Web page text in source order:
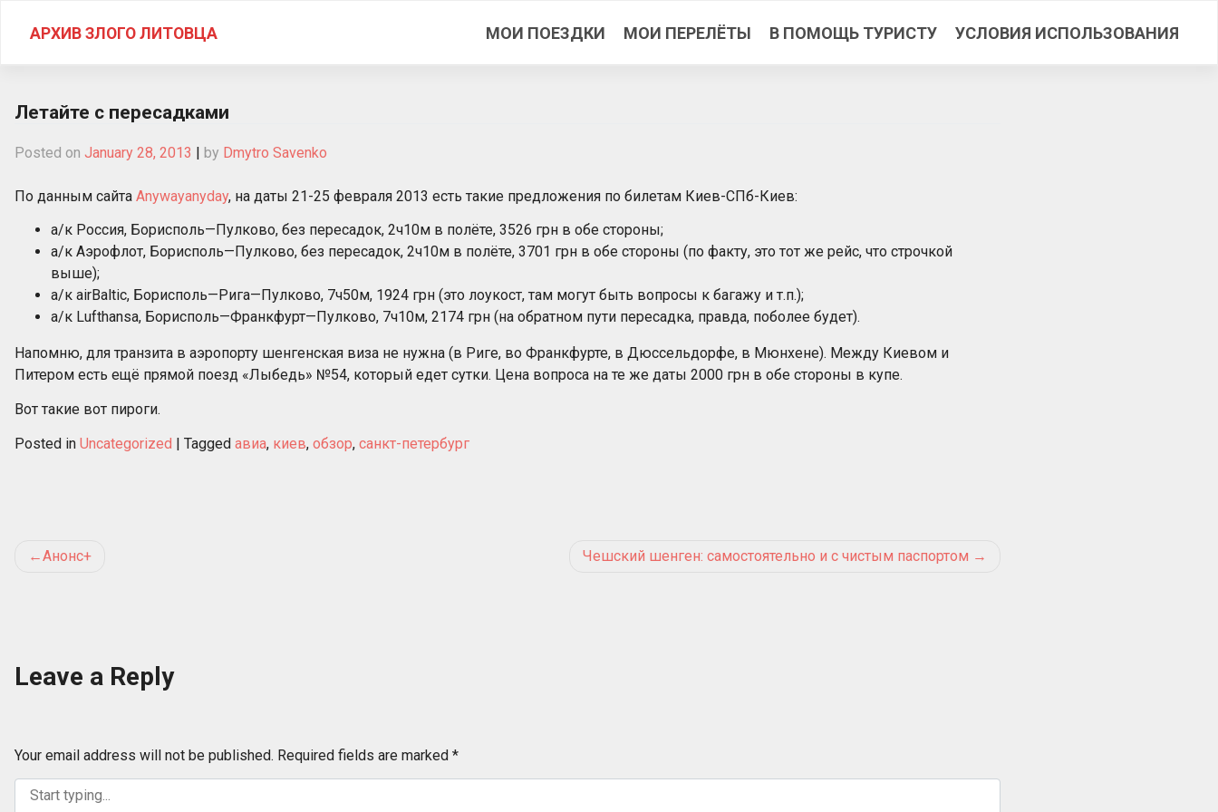
АРХИВ ЗЛОГО ЛИТОВЦА МОИ ПОЕЗДКИ МОИ ПЕРЕЛЁТЫ В ПОМОЩЬ ТУРИСТУ УСЛОВИЯ ИСПОЛЬЗОВАНИЯ
Летайте с пересадками
Posted on January 28, 2013 | by Dmytro Savenko
По данным сайта Anywayanyday, на даты 21-25 февраля 2013 есть такие предложения по билетам Киев-СПб-Киев:
а/к Россия, Борисполь—Пулково, без пересадок, 2ч10м в полёте, 3526 грн в обе стороны;
а/к Аэрофлот, Борисполь—Пулково, без пересадок, 2ч10м в полёте, 3701 грн в обе стороны (по факту, это тот же рейс, что строчкой
выше);
а/к airBaltic, Борисполь—Рига—Пулково, 7ч50м, 1924 грн (это лоукост, там могут быть вопросы к багажу и т.п.);
а/к Lufthansa, Борисполь—Франкфурт—Пулково, 7ч10м, 2174 грн (на обратном пути пересадка, правда, поболее будет).
Напомню, для транзита в аэропорту шенгенская виза не нужна (в Риге, во Франкфурте, в Дюссельдорфе, в Мюнхене). Между Киевом и
Питером есть ещё прямой поезд «Лыбедь» №54, который едет сутки. Цена вопроса на те же даты 2000 грн в обе стороны в купе.
Вот такие вот пироги.
Posted in Uncategorized | Tagged авиа, киев, обзор, санкт-петербург
Post
Анонс+ Чешский шенген: самостоятельно и с чистым паспортом
Leave a Reply
Your email address will not be published. Required fields are marked *